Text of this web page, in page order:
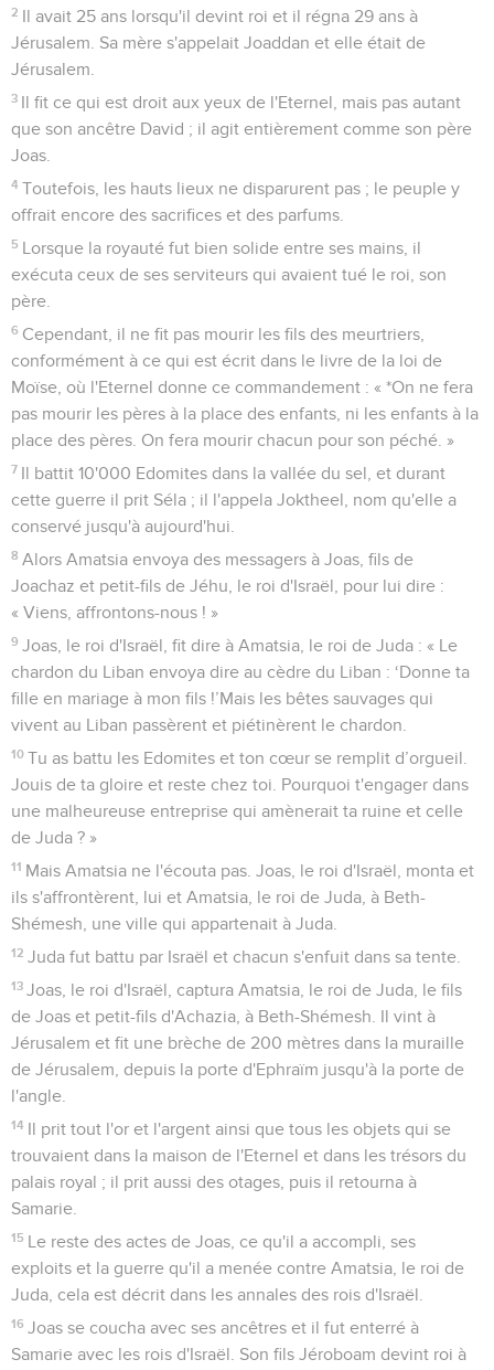
2 Il avait 25 ans lorsqu'il devint roi et il régna 29 ans à
Jérusalem. Sa mère s'appelait Joaddan et elle était de
Jérusalem.
3 Il fit ce qui est droit aux yeux de l'Eternel, mais pas autant
que son ancêtre David ; il agit entièrement comme son père
Joas.
4 Toutefois, les hauts lieux ne disparurent pas ; le peuple y
offrait encore des sacrifices et des parfums.
5 Lorsque la royauté fut bien solide entre ses mains, il
exécuta ceux de ses serviteurs qui avaient tué le roi, son
père.
6 Cependant, il ne fit pas mourir les fils des meurtriers,
conformément à ce qui est écrit dans le livre de la loi de
Moïse, où l'Eternel donne ce commandement : « *On ne fera
pas mourir les pères à la place des enfants, ni les enfants à la
place des pères. On fera mourir chacun pour son péché. »
7 Il battit 10'000 Edomites dans la vallée du sel, et durant
cette guerre il prit Séla ; il l'appela Joktheel, nom qu'elle a
conservé jusqu'à aujourd'hui.
8 Alors Amatsia envoya des messagers à Joas, fils de
Joachaz et petit-fils de Jéhu, le roi d'Israël, pour lui dire :
« Viens, affrontons-nous ! »
9 Joas, le roi d'Israël, fit dire à Amatsia, le roi de Juda : « Le
chardon du Liban envoya dire au cèdre du Liban : ‘Donne ta
fille en mariage à mon fils !’Mais les bêtes sauvages qui
vivent au Liban passèrent et piétinèrent le chardon.
10 Tu as battu les Edomites et ton cœur se remplit d’orgueil.
Jouis de ta gloire et reste chez toi. Pourquoi t'engager dans
une malheureuse entreprise qui amènerait ta ruine et celle
de Juda ? »
11 Mais Amatsia ne l'écouta pas. Joas, le roi d'Israël, monta et
ils s'affrontèrent, lui et Amatsia, le roi de Juda, à Beth-
Shémesh, une ville qui appartenait à Juda.
12 Juda fut battu par Israël et chacun s'enfuit dans sa tente.
13 Joas, le roi d'Israël, captura Amatsia, le roi de Juda, le fils
de Joas et petit-fils d'Achazia, à Beth-Shémesh. Il vint à
Jérusalem et fit une brèche de 200 mètres dans la muraille
de Jérusalem, depuis la porte d'Ephraïm jusqu'à la porte de
l'angle.
14 Il prit tout l'or et l'argent ainsi que tous les objets qui se
trouvaient dans la maison de l'Eternel et dans les trésors du
palais royal ; il prit aussi des otages, puis il retourna à
Samarie.
15 Le reste des actes de Joas, ce qu'il a accompli, ses
exploits et la guerre qu'il a menée contre Amatsia, le roi de
Juda, cela est décrit dans les annales des rois d'Israël.
16 Joas se coucha avec ses ancêtres et il fut enterré à
Samarie avec les rois d'Israël. Son fils Jéroboam devint roi à